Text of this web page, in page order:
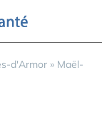
d'Armor » Maël-